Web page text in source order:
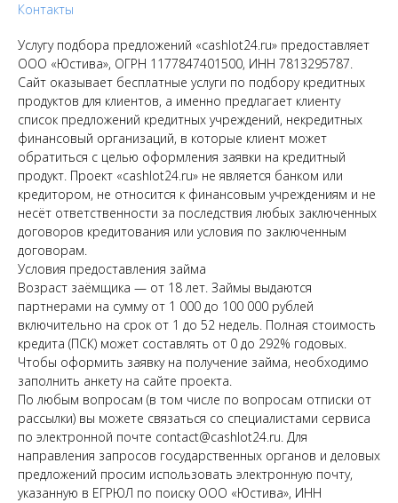
Контакты
Услугу подбора предложений «cashlot24.ru» предоставляет
ООО «Юстива», ОГРН 1177847401500, ИНН 7813295787.
Сайт оказывает бесплатные услуги по подбору кредитных
продуктов для клиентов, а именно предлагает клиенту
список предложений кредитных учреждений, некредитных
финансовый организаций, в которые клиент может
обратиться с целью оформления заявки на кредитный
продукт. Проект «cashlot24.ru» не является банком или
кредитором, не относится к финансовым учреждениям и не
несёт ответственности за последствия любых заключенных
договоров кредитования или условия по заключенным
договорам.
Условия предоставления займа
Возраст заёмщика — от 18 лет. Займы выдаются
партнерами на сумму от 1 000 до 100 000 рублей
включительно на срок от 1 до 52 недель. Полная стоимость
кредита (ПСК) может составлять от 0 до 292% годовых.
Чтобы оформить заявку на получение займа, необходимо
заполнить анкету на сайте проекта.
По любым вопросам (в том числе по вопросам отписки от
рассылки) вы можете связаться со специалистами сервиса
по электронной почте contact@cashlot24.ru. Для
направления запросов государственных органов и деловых
предложений просим использовать электронную почту,
указанную в ЕГРЮЛ по поиску ООО «Юстива», ИНН